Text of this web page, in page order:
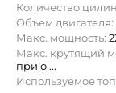
Количество
Объем двигателя:
Макс. мощность:
Макс. крутящий
при о ...
Используемое